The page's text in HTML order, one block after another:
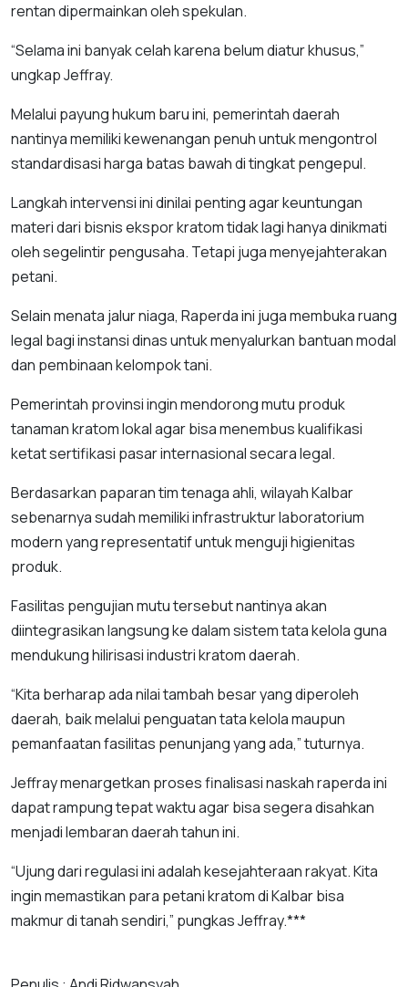
rentan dipermainkan oleh spekulan.
“Selama ini banyak celah karena belum diatur khusus,”
ungkap Jeffray.
Melalui payung hukum baru ini, pemerintah daerah
nantinya memiliki kewenangan penuh untuk mengontrol
standardisasi harga batas bawah di tingkat pengepul.
Langkah intervensi ini dinilai penting agar keuntungan
materi dari bisnis ekspor kratom tidak lagi hanya dinikmati
oleh segelintir pengusaha. Tetapi juga menyejahterakan
petani.
Selain menata jalur niaga, Raperda ini juga membuka ruang
legal bagi instansi dinas untuk menyalurkan bantuan modal
dan pembinaan kelompok tani.
Pemerintah provinsi ingin mendorong mutu produk
tanaman kratom lokal agar bisa menembus kualifikasi
ketat sertifikasi pasar internasional secara legal.
Berdasarkan paparan tim tenaga ahli, wilayah Kalbar
sebenarnya sudah memiliki infrastruktur laboratorium
modern yang representatif untuk menguji higienitas
produk.
Fasilitas pengujian mutu tersebut nantinya akan
diintegrasikan langsung ke dalam sistem tata kelola guna
mendukung hilirisasi industri kratom daerah.
“Kita berharap ada nilai tambah besar yang diperoleh
daerah, baik melalui penguatan tata kelola maupun
pemanfaatan fasilitas penunjang yang ada,” tuturnya.
Jeffray menargetkan proses finalisasi naskah raperda ini
dapat rampung tepat waktu agar bisa segera disahkan
menjadi lembaran daerah tahun ini.
“Ujung dari regulasi ini adalah kesejahteraan rakyat. Kita
ingin memastikan para petani kratom di Kalbar bisa
makmur di tanah sendiri,” pungkas Jeffray.***